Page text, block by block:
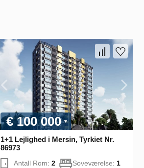
€ 100 000
1+1 Lejlighed i Mersin, Tyrkiet Nr.
86973
Antall Rom: 2 Soveværelse: 1